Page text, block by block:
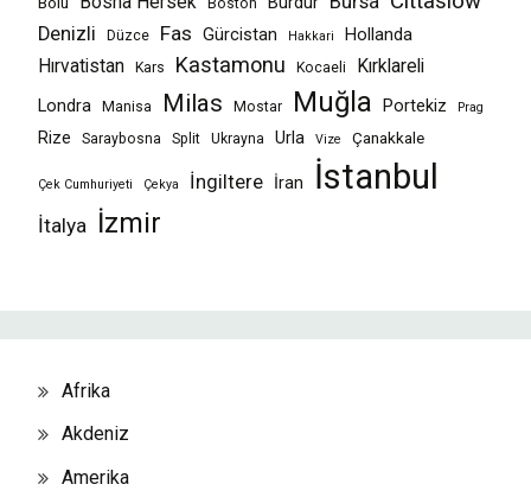
Denizli Düzce Fas Gürcistan Hakkari
Hollanda
Hırvatistan
Kars Kastamonu Kocaeli
Kırklareli
Londra
Manisa Milas Mostar Muğla Portekiz Prag
Rize Saraybosna Split Ukrayna Urla Vize Çanakkale
Çek Cumhuriyeti Çekya İngiltere İran İstanbul
İtalya İzmir
Afrika
Akdeniz
Amerika